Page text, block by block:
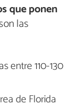
que ponen
las
entre 110-130
de Florida